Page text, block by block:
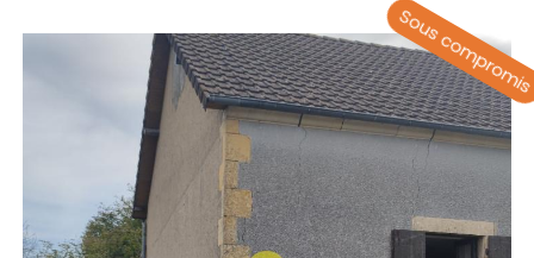
Sous